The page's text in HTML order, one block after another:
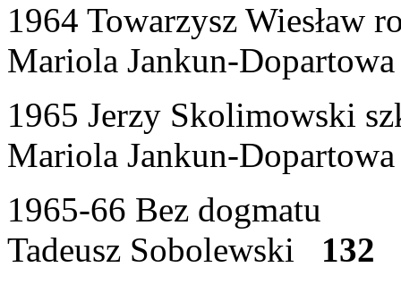
1964 Towarzysz Wiesław
Mariola Jankun-
1965 Jerzy Skolimowski
Mariola Jankun-
1965-66 Bez dogmatu
Tadeusz Sobolewski 132